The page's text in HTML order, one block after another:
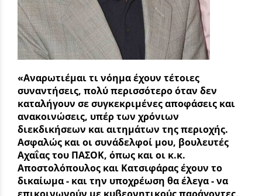
«Αναρωτιέμαι τι νόημα έχουν τέτοιες
συναντήσεις, πολύ περισσότερο όταν δεν
καταλήγουν σε συγκεκριμένες αποφάσεις και
ανακοινώσεις, υπέρ των χρόνιων
διεκδικήσεων και αιτημάτων της περιοχής.
Ασφαλώς και οι συνάδελφοί μου, βουλευτές
Αχαΐας του ΠΑΣΟΚ, όπως και οι κ.κ.
Αποστολόπουλος και Κατσιφάρας έχουν το
δικαίωμα - και την υποχρέωση θα έλεγα - να